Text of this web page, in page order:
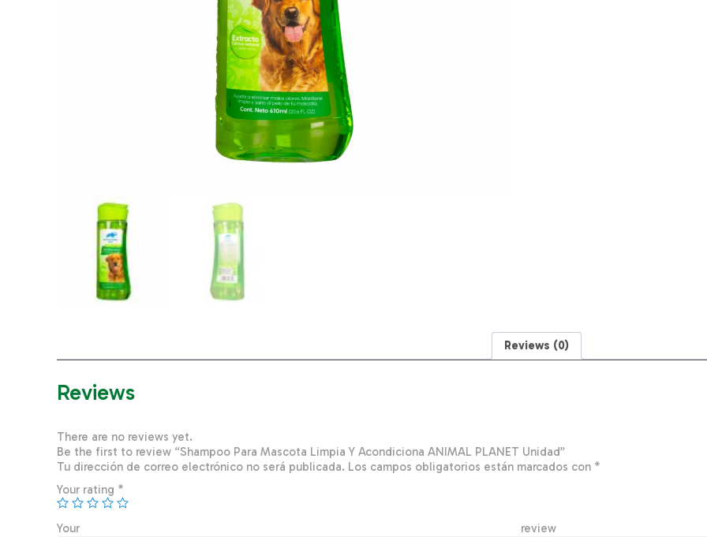
Reviews (0)
Reviews
There are no reviews yet.
Be the first to review “Shampoo Para Mascota Limpia Y Acondiciona ANIMAL PLANET Unidad”
Tu dirección de correo electrónico no será publicada. Los campos obligatorios están marcados con *
Your rating *
Your